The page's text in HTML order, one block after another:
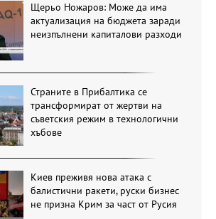
Щерьо Ножаров: Може да има
актуализация на бюджета заради
неизпълнени капиталови разходи
Страните в Прибалтика се
трансформират от жертви на
съветския режим в технологични
хъбове
Киев преживя нова атака с
балистични ракети, руски бизнес
не призна Крим за част от Русия